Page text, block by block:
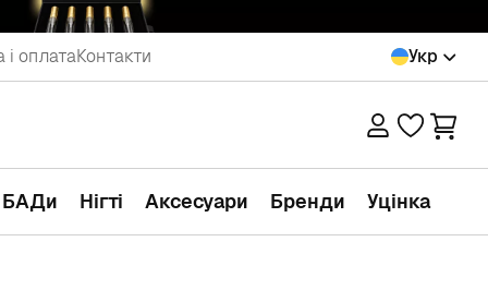
і оплатаКонтакти Укр
БАДи Нігті Аксесуари Бренди Уцінка